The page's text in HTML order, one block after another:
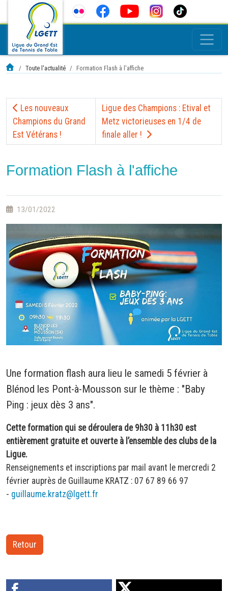
Toute l'actualité Formation Flash à l'affiche
Les nouveaux
Champions du Grand
Est Vétérans !
Ligue des Champions : Etival et
Metz victorieuses en 1/4 de
finale aller !
Formation Flash à l'affiche
13/01/2022
Une formation flash aura lieu le samedi 5 février à
Blénod les Pont-à-Mousson sur le thème : "Baby
Ping : jeux dès 3 ans".
Cette formation qui se déroulera de 9h30 à 11h30 est
entièrement gratuite et ouverte à l’ensemble des clubs de la
Ligue.
Renseignements et inscriptions par mail avant le mercredi 2
février auprès de Guillaume KRATZ : 07 67 89 66 97
- guillaume.kratz@lgett.fr
Retour